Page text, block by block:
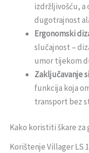
izdržljivošću, a
dugotrajnost
Ergonomski
slučajnost –
umor tijekom
Zaključavanje
funkcija koja
transport bez
Kako koristiti škare za
Korištenje Villager LS